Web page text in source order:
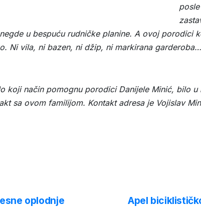
u bespuću rudničke planine. A ovoj porodici
Ni vila, ni bazen, ni džip, ni markirana
koji način pomognu porodici Danijele Minić, bilo
sa ovom familijom. Kontakt adresa je Vojislav
Apel
oplodnje